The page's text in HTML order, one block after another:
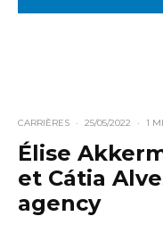
CARRIÈRES · 25/05/2022 · 1
Élise
et Cátia
agency